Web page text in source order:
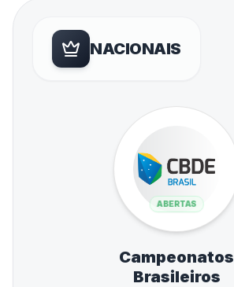
NACIONAIS
ABERTAS
Campeonatos
Brasileiros